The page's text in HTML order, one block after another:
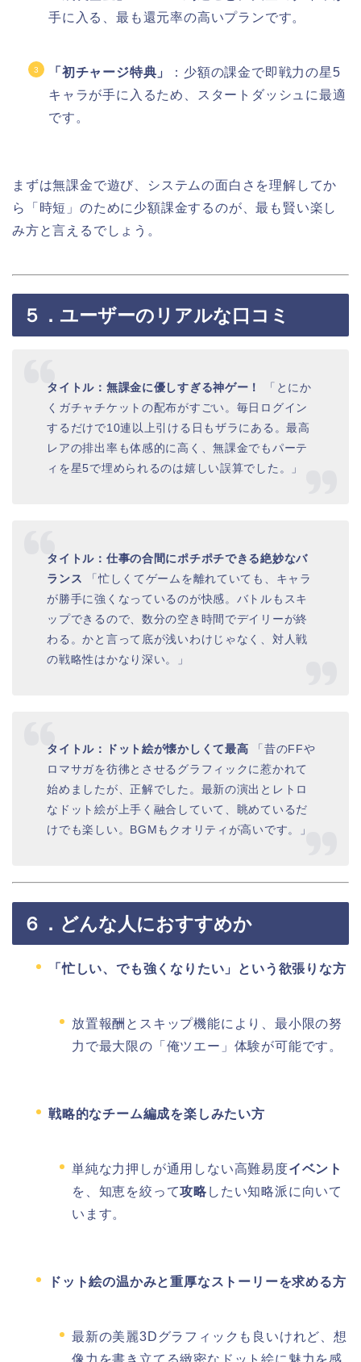
手に入る、最も還元率の高いプランです。
「初チャージ特典」
：少額の課金で即戦力の星5
キャラが手に入るため、スタートダッシュに最適
です。
まずは無課金で遊び、システムの面白さを理解してか
ら「時短」のために少額課金するのが、最も賢い楽し
み方と言えるでしょう。
５．ユーザーのリアルな口コミ
タイトル：無課金に優しすぎる神ゲー！
「とにか
くガチャチケットの配布がすごい。毎日ログイン
するだけで10連以上引ける日もザラにある。最高
レアの排出率も体感的に高く、無課金でもパーテ
ィを星5で埋められるのは嬉しい誤算でした。」
タイトル：仕事の合間にポチポチできる絶妙なバ
ランス 「忙しくてゲームを離れていても、キャラ
が勝手に強くなっているのが快感。バトルもスキ
ップできるので、数分の空き時間でデイリーが終
わる。かと言って底が浅いわけじゃなく、対人戦
の戦略性はかなり深い。」
タイトル：ドット絵が懐かしくて最高 「昔のFFや
ロマサガを彷彿とさせるグラフィックに惹かれて
始めましたが、正解でした。最新の演出とレトロ
なドット絵が上手く融合していて、眺めているだ
けでも楽しい。BGMもクオリティが高いです。」
６．どんな人におすすめか
「忙しい、でも強くなりたい」という欲張りな方
放置報酬とスキップ機能により、最小限の努
力で最大限の「俺ツエー」体験が可能です。
戦略的なチーム編成を楽しみたい方
単純な力押しが通用しない高難易度イベント
を、知恵を絞って攻略 したい知略派に向いて
います。
ドット絵の温かみと重厚なストーリーを求める方
最新の美麗3Dグラフィックも良いけれど、想
像力を書き立てる緻密なドット絵に魅力を感